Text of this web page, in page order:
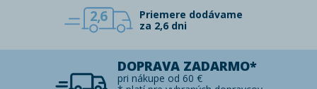
2,6
Priemere dodávame
za 2,6 dni
DOPRAVA ZADARMO*
pri nákupe od 60 €